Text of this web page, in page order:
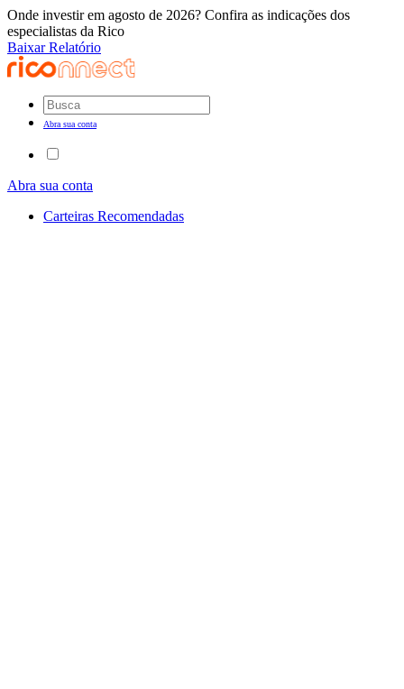
Onde investir em agosto de 2026? Confira as indicações dos
especialistas da Rico
Baixar Relatório
Abra sua conta
Abra sua conta
Carteiras Recomendadas